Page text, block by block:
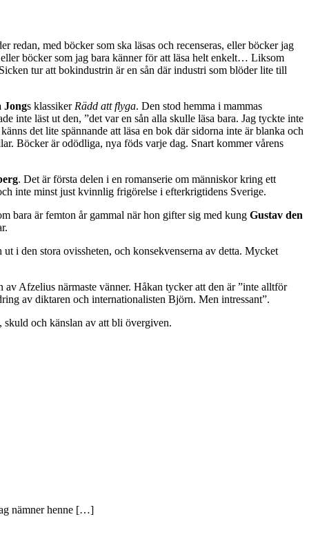
med böcker som ska läsas och recenseras, eller böcker jag
böcker som jag bara känner för att läsa helt enkelt… Liksom
tur att bokindustrin är en sån där industri som blöder lite till
Jongs klassiker Rädd att flyga. Den stod hemma i mammas
inte läst ut den, ”det var en sån alla skulle läsa bara. Jag tyckte inte
det lite spännande att läsa en bok där sidorna inte är blanka och
Böcker är odödliga, nya föds varje dag. Snart kommer vårens
. Det är första delen i en romanserie om människor kring ett
inte minst just kvinnlig frigörelse i efterkrigtidens Sverige.
bara är femton år gammal när hon gifter sig med kung Gustav den
i den stora ovissheten, och konsekvenserna av detta. Mycket
av Afzelius närmaste vänner. Håkan tycker att den är ”inte alltför
av diktaren och internationalisten Björn. Men intressant”.
skuld och känslan av att bli övergiven.
nämner henne […]